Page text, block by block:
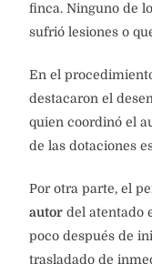
finca. Ninguno de
sufrió lesiones o
En el
destacaron el
quien coordinó el
de las dotaciones
Por otra parte, el
autor del atentado
poco después de
trasladado de